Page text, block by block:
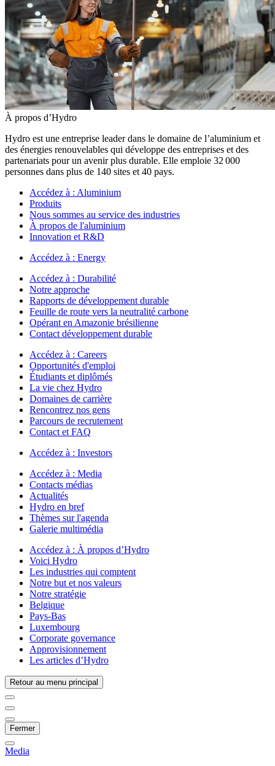
À propos d’Hydro
Hydro est une entreprise leader dans le domaine de l’aluminium et
des énergies renouvelables qui développe des entreprises et des
partenariats pour un avenir plus durable. Elle emploie 32 000
personnes dans plus de 140 sites et 40 pays.
Accédez à : Aluminium
Produits
Nous sommes au service des industries
À propos de l'aluminium
Innovation et R&D
Accédez à : Energy
Accédez à : Durabilité
Notre approche
Rapports de développement durable
Feuille de route vers la neutralité carbone
Opérant en Amazonie brésilienne
Contact développement durable
Accédez à : Careers
Opportunités d'emploi
Étudiants et diplômés
La vie chez Hydro
Domaines de carrière
Rencontrez nos gens
Parcours de recrutement
Contact et FAQ
Accédez à : Investors
Accédez à : Media
Contacts médias
Actualités
Hydro en bref
Thèmes sur l'agenda
Galerie multimédia
Accédez à : À propos d’Hydro
Voici Hydro
Les industries qui comptent
Notre but et nos valeurs
Notre stratégie
Belgique
Pays-Bas
Luxembourg
Corporate governance
Approvisionnement
Les articles d’Hydro
Retour au menu principal
Fermer
Media